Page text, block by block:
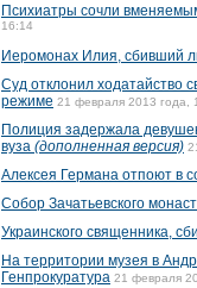
Психиатры сочли
16:14
Иеромонах Илия, сбивший
Суд отклонил ходатайство
режиме 21 февраля 2013 года,
Полиция задержала
вуза (дополненная версия)
Алексея Германа отпоют в
Собор Зачатьевского
Украинского священника,
На территории музея в
Генпрокуратура 21 февраля